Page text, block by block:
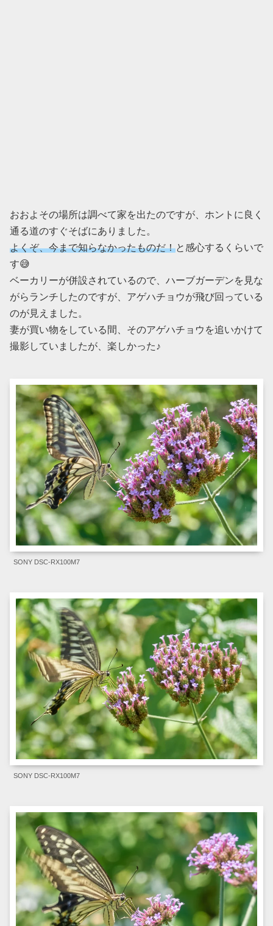
おおよその場所は調べて家を出たのですが、ホントに良く
通る道のすぐそばにありました。
よくぞ、今まで知らなかったものだ！と感心するくらいで
す😅
ベーカリーが併設されているので、ハーブガーデンを見な
がらランチしたのですが、アゲハチョウが飛び回っている
のが見えました。
妻が買い物をしている間、そのアゲハチョウを追いかけて
撮影していましたが、楽しかった♪
SONY DSC-RX100M7
SONY DSC-RX100M7